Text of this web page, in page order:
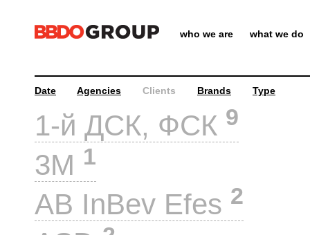
who we are what we do
Date Agencies Clients Brands Type
1-й ДСК, ФСК 9
3M 1
AB InBev Efes 2